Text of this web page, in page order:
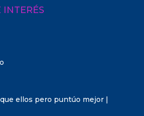
INTERÉS
ellos pero puntúo mejor |